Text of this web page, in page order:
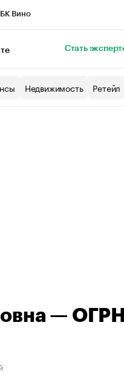
Вино
Стать
Недвижимость Ретейл
—